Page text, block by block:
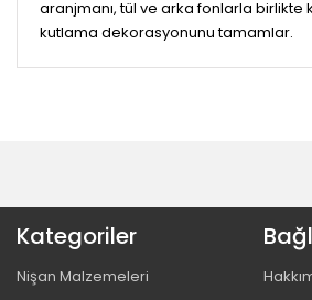
aranjmanı, tül ve arka fonlarla birlikte
kutlama dekorasyonunu tamamlar.
Kategoriler
Nişan Malzemeleri